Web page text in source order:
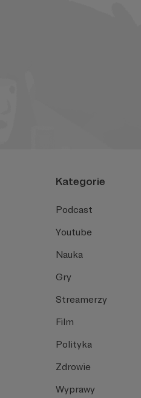
Kategorie
Podcast
Youtube
Nauka
Gry
Streamerzy
Film
Polityka
Zdrowie
Wyprawy